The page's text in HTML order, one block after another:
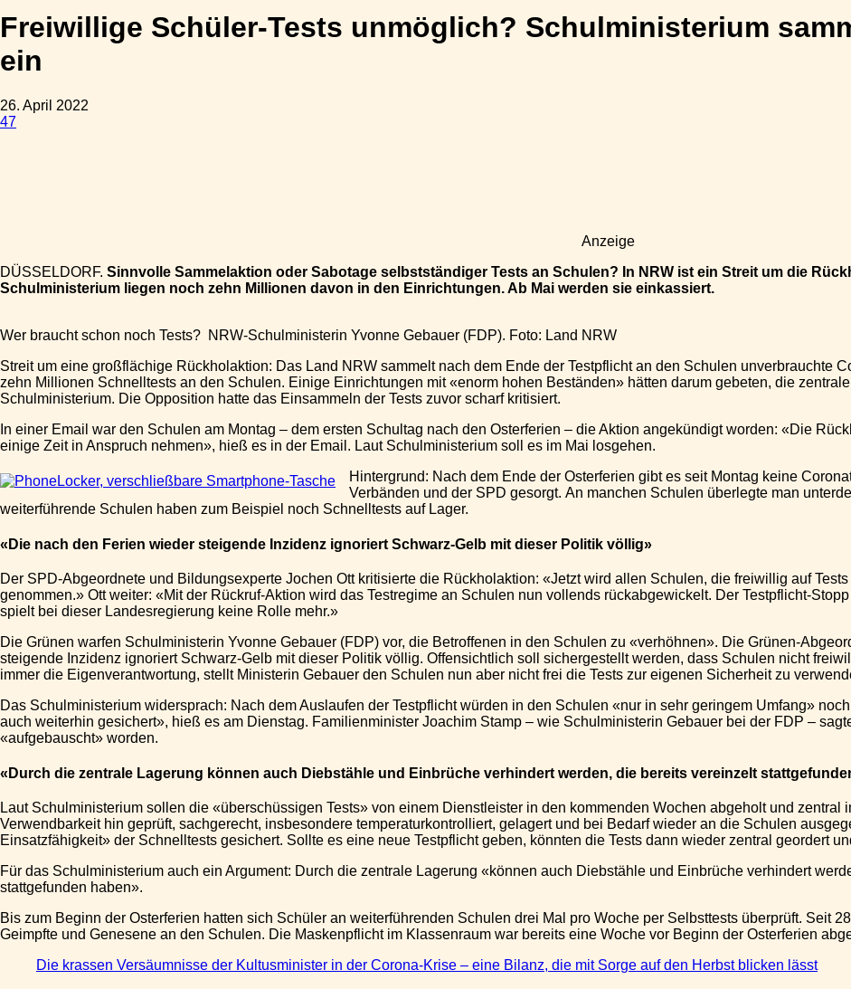
Freiwillige Schüler-Tests unmöglich? Schulministerium
ein
26. April 2022
47
Anzeige
DÜSSELDORF. Sinnvolle Sammelaktion oder Sabotage selbstständiger Tests an Schulen? In NRW ist ein Streit um die
Schulministerium liegen noch zehn Millionen davon in den Einrichtungen. Ab Mai werden sie einkassiert.
Wer braucht schon noch Tests? NRW-Schulministerin Yvonne Gebauer (FDP). Foto: Land NRW
Streit um eine großflächige Rückholaktion: Das Land NRW sammelt nach dem Ende der Testpflicht an den Schulen unverbrauchte
zehn Millionen Schnelltests an den Schulen. Einige Einrichtungen mit «enorm hohen Beständen» hätten darum gebeten, die
Schulministerium. Die Opposition hatte das Einsammeln der Tests zuvor scharf kritisiert.
In einer Email war den Schulen am Montag – dem ersten Schultag nach den Osterferien – die Aktion angekündigt worden: «Die
einige Zeit in Anspruch nehmen», hieß es in der Email. Laut Schulministerium soll es im Mai losgehen.
Hintergrund: Nach dem Ende der Osterferien gibt es seit Montag keine
Verbänden und der SPD gesorgt. An manchen Schulen überlegte man
weiterführende Schulen haben zum Beispiel noch Schnelltests auf Lager.
«Die nach den Ferien wieder steigende Inzidenz ignoriert Schwarz-Gelb mit dieser Politik völlig»
Der SPD-Abgeordnete und Bildungsexperte Jochen Ott kritisierte die Rückholaktion: «Jetzt wird allen Schulen, die freiwillig auf
genommen.» Ott weiter: «Mit der Rückruf-Aktion wird das Testregime an Schulen nun vollends rückabgewickelt. Der Testpflicht-
spielt bei dieser Landesregierung keine Rolle mehr.»
Die Grünen warfen Schulministerin Yvonne Gebauer (FDP) vor, die Betroffenen in den Schulen zu «verhöhnen». Die Grünen-
steigende Inzidenz ignoriert Schwarz-Gelb mit dieser Politik völlig. Offensichtlich soll sichergestellt werden, dass Schulen nicht
immer die Eigenverantwortung, stellt Ministerin Gebauer den Schulen nun aber nicht frei die Tests zur eigenen Sicherheit zu
Das Schulministerium widersprach: Nach dem Auslaufen der Testpflicht würden in den Schulen «nur in sehr geringem Umfang»
auch weiterhin gesichert», hieß es am Dienstag. Familienminister Joachim Stamp – wie Schulministerin Gebauer bei der FDP –
«aufgebauscht» worden.
«Durch die zentrale Lagerung können auch Diebstähle und Einbrüche verhindert werden, die bereits vereinzelt
Laut Schulministerium sollen die «überschüssigen Tests» von einem Dienstleister in den kommenden Wochen abgeholt und
Verwendbarkeit hin geprüft, sachgerecht, insbesondere temperaturkontrolliert, gelagert und bei Bedarf wieder an die Schulen
Einsatzfähigkeit» der Schnelltests gesichert. Sollte es eine neue Testpflicht geben, könnten die Tests dann wieder zentral geordert
Für das Schulministerium auch ein Argument: Durch die zentrale Lagerung «können auch Diebstähle und Einbrüche verhindert
stattgefunden haben».
Bis zum Beginn der Osterferien hatten sich Schüler an weiterführenden Schulen drei Mal pro Woche per Selbsttests überprüft. Seit
Geimpfte und Genesene an den Schulen. Die Maskenpflicht im Klassenraum war bereits eine Woche vor Beginn der Osterferien
Die krassen Versäumnisse der Kultusminister in der Corona-Krise – eine Bilanz, die mit Sorge auf den Herbst blicken lässt